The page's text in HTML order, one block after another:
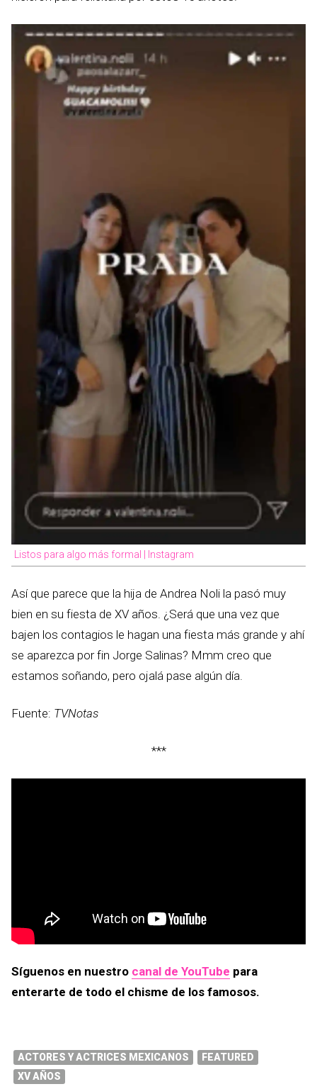
Listos para algo más formal | Instagram
Así que parece que la hija de Andrea Noli la pasó muy
bien en su fiesta de XV años. ¿Será que una vez que
bajen los contagios le hagan una fiesta más grande y ahí
se aparezca por fin Jorge Salinas? Mmm creo que
estamos soñando, pero ojalá pase algún día.
Fuente: TVNotas
***
Síguenos en nuestro canal de YouTube para
enterarte de todo el chisme de los famosos.
ACTORES Y ACTRICES MEXICANOS
FEATURED
XV AÑOS